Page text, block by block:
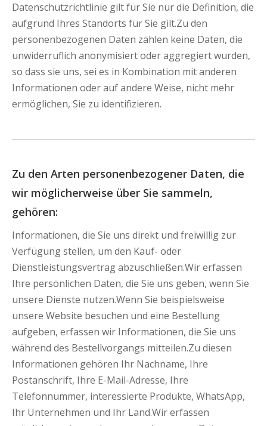
Datenschutzrichtlinie gilt für Sie nur die Definition, die
aufgrund Ihres Standorts für Sie gilt.Zu den
personenbezogenen Daten zählen keine Daten, die
unwiderruflich anonymisiert oder aggregiert wurden,
so dass sie uns, sei es in Kombination mit anderen
Informationen oder auf andere Weise, nicht mehr
ermöglichen, Sie zu identifizieren.
Zu den Arten personenbezogener Daten, die
wir möglicherweise über Sie sammeln,
gehören:
Informationen, die Sie uns direkt und freiwillig zur
Verfügung stellen, um den Kauf- oder
Dienstleistungsvertrag abzuschließen.Wir erfassen
Ihre persönlichen Daten, die Sie uns geben, wenn Sie
unsere Dienste nutzen.Wenn Sie beispielsweise
unsere Website besuchen und eine Bestellung
aufgeben, erfassen wir Informationen, die Sie uns
während des Bestellvorgangs mitteilen.Zu diesen
Informationen gehören Ihr Nachname, Ihre
Postanschrift, Ihre E-Mail-Adresse, Ihre
Telefonnummer, interessierte Produkte, WhatsApp,
Ihr Unternehmen und Ihr Land.Wir erfassen